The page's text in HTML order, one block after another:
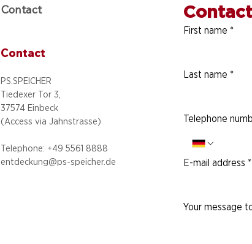
Contact
Contact
PS.SPEICHER
Tiedexer Tor 3,
37574 Einbeck
(Access via Jahnstrasse)
Telephone: +49 5561 8888
entdeckung@ps-speicher.de
First name *
Last name *
Telephone
E-mail address *
Your message